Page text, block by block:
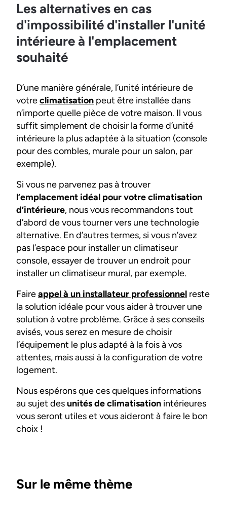
Les alternatives en cas
d'impossibilité d'installer l'unité
intérieure à l'emplacement
souhaité
D’une manière générale, l’unité intérieure de
votreclimatisation peut être installée dans
n’importe quelle pièce de votre maison. Il vous
suffit simplement de choisir la forme d’unité
intérieure la plus adaptée à la situation (console
pour des combles, murale pour un salon, par
exemple).
Si vous ne parvenez pas à trouver
l’emplacement idéal pour votre climatisation
d’intérieure, nous vous recommandons tout
d’abord de vous tourner vers une technologie
alternative. En d’autres termes, si vous n’avez
pas l’espace pour installer un climatiseur
console, essayer de trouver un endroit pour
installer un climatiseur mural, par exemple.
Faireappel à un installateur professionnel reste
la solution idéale pour vous aider à trouver une
solution à votre problème. Grâce à ses conseils
avisés, vous serez en mesure de choisir
l’équipement le plus adapté à la fois à vos
attentes, mais aussi à la configuration de votre
logement.
Nous espérons que ces quelques informations
au sujet desunités de climatisation intérieures
vous seront utiles et vous aideront à faire le bon
choix !
Sur le même thème